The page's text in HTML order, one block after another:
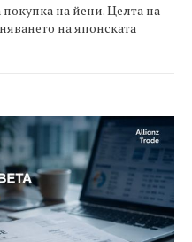
на йени. Целта на
на японската